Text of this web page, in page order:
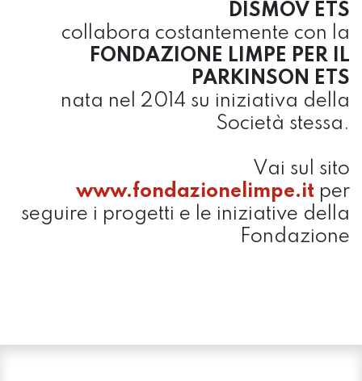
DISMOV ETS
collabora costantemente con la
FONDAZIONE LIMPE PER IL
PARKINSON ETS
nata nel 2014 su iniziativa della
Società stessa.
Vai sul sito
www.fondazionelimpe.it per
seguire i progetti e le iniziative della
Fondazione